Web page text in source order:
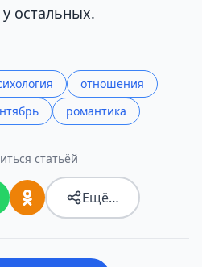
остальных.
отношения
романтика
статьёй
Ещё…